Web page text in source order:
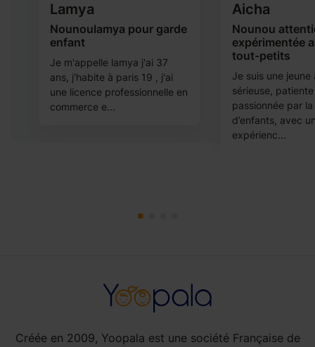
Lamya
Nounoulamya pour garde
enfant
Je m'appelle lamya j'ai 37
ans, j'habite à paris 19 , j'ai
une licence professionnelle en
commerce e...
Aicha
Nounou
expérimentée
tout-petits
Je suis une jeune
sérieuse,
passionnée par
d’enfants, avec
expérienc...
Créée en 2009, Yoopala est une société Française de